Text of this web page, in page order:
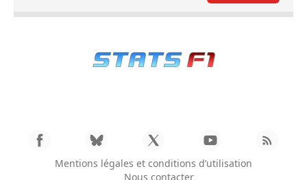
Mentions légales et conditions d’utilisation
Nous contacter